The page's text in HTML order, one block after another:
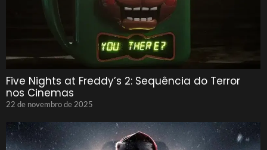
Five Nights at Freddy’s 2: Sequência do Terror
nos Cinemas
22 de novembro de 2025